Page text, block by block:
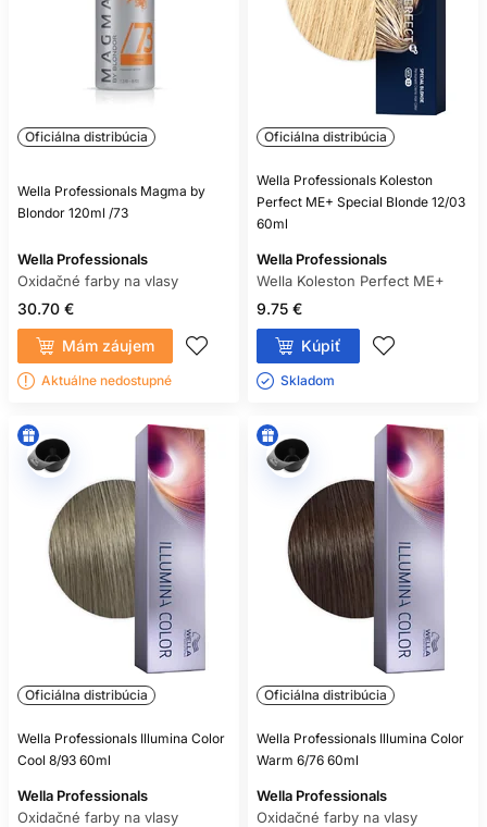
Oficiálna distribúcia
Wella Professionals Magma by
Blondor 120ml /73
Wella Professionals
Oxidačné farby na vlasy
30.70 €
Mám záujem
Aktuálne nedostupné
Oficiálna distribúcia
Wella Professionals Koleston
Perfect ME+ Special Blonde 12/03
60ml
Wella Professionals
Wella Koleston Perfect ME+
9.75 €
Kúpiť
Skladom ㅤ
Oficiálna distribúcia
Wella Professionals Illumina Color
Cool 8/93 60ml
Wella Professionals
Oxidačné farby na vlasy
Oficiálna distribúcia
Wella Professionals Illumina Color
Warm 6/76 60ml
Wella Professionals
Oxidačné farby na vlasy